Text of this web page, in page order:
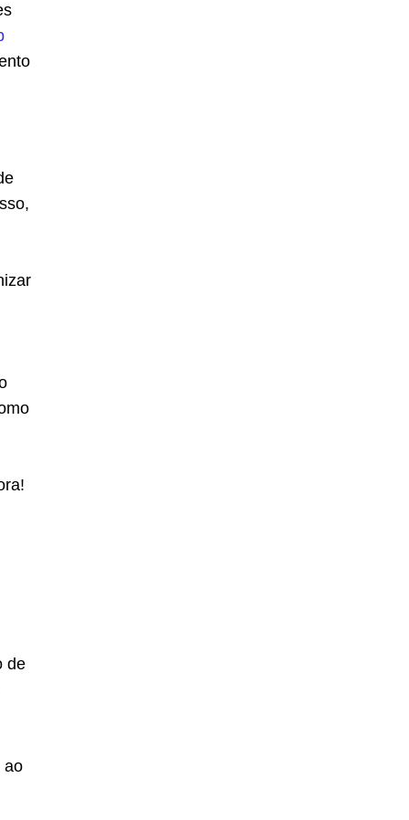
de
ao